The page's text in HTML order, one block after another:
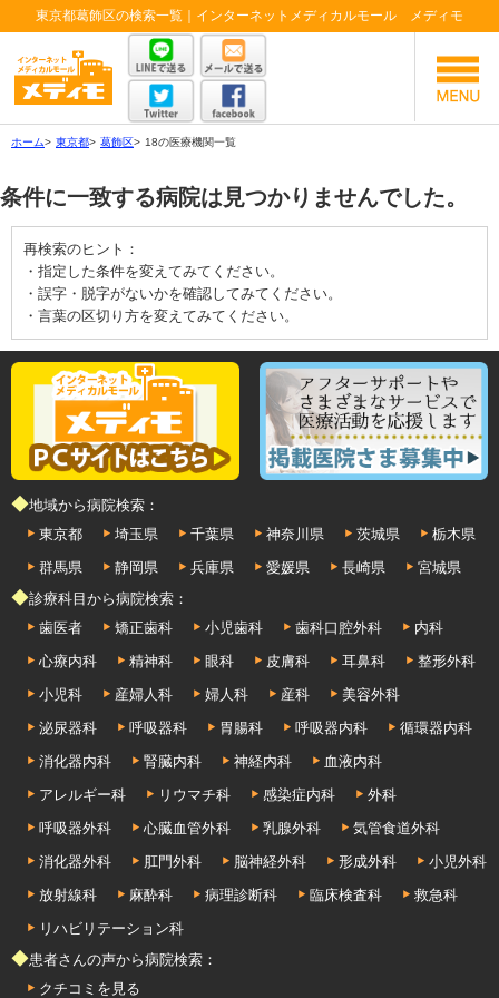
東京都葛飾区の検索一覧｜インターネットメディカルモール メディモ
ホーム> 東京都> 葛飾区> 18の医療機関一覧
条件に一致する病院は見つかりませんでした。
再検索のヒント：
・指定した条件を変えてみてください。
・誤字・脱字がないかを確認してみてください。
・言葉の区切り方を変えてみてください。
◆地域から病院検索：
東京都
埼玉県 千葉県 神奈川県 茨城県
栃木県
群馬県
静岡県 兵庫県 愛媛県 長崎県
宮城県
◆診療科目から病院検索：
歯医者
矯正歯科 小児歯科 歯科口腔外科
内科
心療内科
精神科 眼科 皮膚科 耳鼻科
整形外科
小児科
産婦人科 婦人科 産科
美容外科
泌尿器科
呼吸器科 胃腸科 呼吸器内科
循環器内科
消化器内科
腎臓内科 神経内科
血液内科
アレルギー科
リウマチ科 感染症内科
外科
呼吸器外科
心臓血管外科 乳腺外科
気管食道外科
消化器外科
肛門外科 脳神経外科 形成外科
小児外科
放射線科
麻酔科 病理診断科 臨床検査科
救急科
リハビリテーション科
◆患者さんの声から病院検索：
クチコミを見る